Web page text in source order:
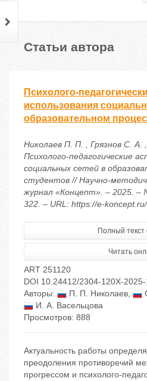
Статьи автора
Психолого-
использования
образовательном
Николаев П. П. , Грязнов С. А.
Психолого-педагогические
социальных сетей в
студентов // Научно-
журнал «Концепт». – 2025.
322. – URL: https://e-
Полный текст
Читать
ART 251120
DOI 10.24412/2304-120X-2025-
Авторы:
П. П. Николаев,
И. А. Васельцова
Просмотров: 888
Актуальность работы
преодоления противоречий
прогрессом и психолого-